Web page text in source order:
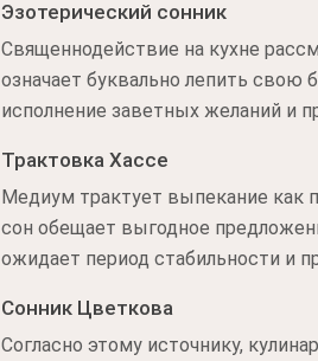
Эзотерический сонник
Священнодействие на кухне
означает буквально лепить
исполнение заветных желаний и
Трактовка Хассе
Медиум трактует выпекание как
сон обещает выгодное
ожидает период стабильности и
Сонник Цветкова
Согласно этому источнику,